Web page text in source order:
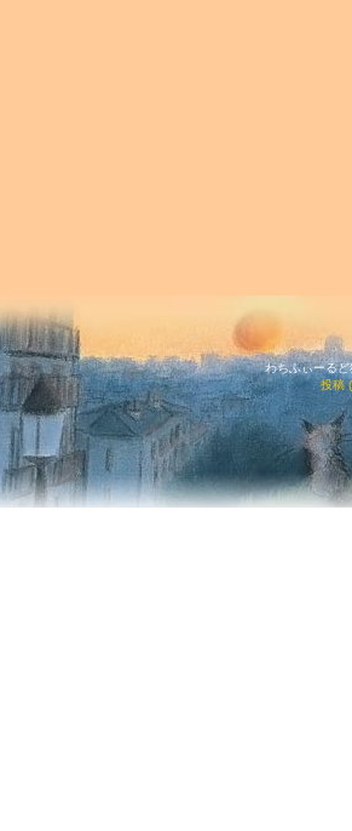
わちふぃーる
投稿